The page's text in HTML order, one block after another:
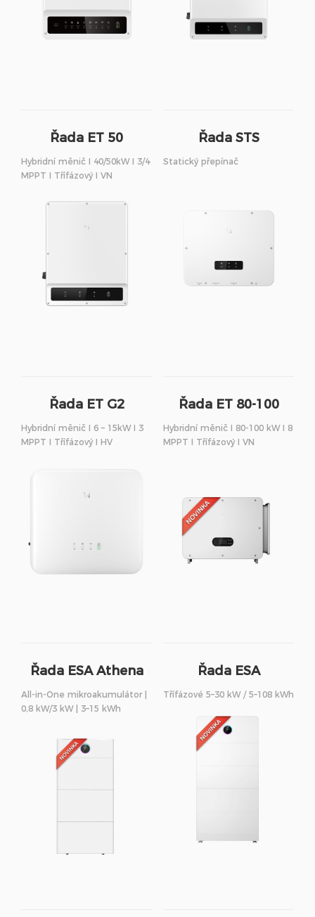
Řada ET 50
Hybridní měnič I 40/50kW I 3/4
MPPT I Třífázový I VN
Řada STS
Statický přepínač
Řada ET G2
Hybridní měnič I 6 – 15kW I 3
MPPT I Třífázový I HV
Řada ET 80-100
Hybridní měnič I 80-100 kW I 8
MPPT I Třífázový I VN
Řada ESA Athena
S3
All-in-One mikroakumulátor |
0,8 kW/3 kW | 3–15 kWh
Řada ESA
Třífázové 5–30 kW / 5–108 kWh